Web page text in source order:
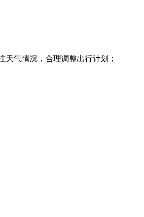
气情况，合理调整出行计划；